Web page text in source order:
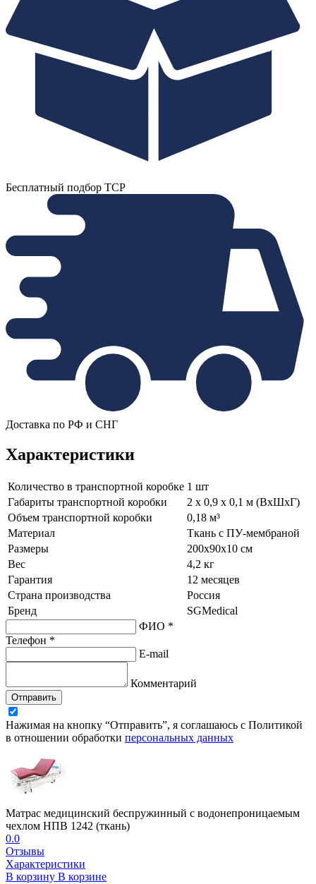
Бесплатный подбор ТСР
Доставка по РФ и СНГ
Характеристики
Количество в транспортной коробке 1 шт
Габариты транспортной коробки
2 x 0,9 x 0,1 м (ВхШхГ)
Объем транспортной коробки
0,18 м³
Материал
Ткань с ПУ-мембраной
Размеры
200х90х10 см
Вес
4,2 кг
Гарантия
12 месяцев
Страна производства
Россия
Бренд
SGMedical
ФИО *
Телефон *
E-mail
Комментарий
Отправить
Нажимая на кнопку “Отправить”, я соглашаюсь с Политикой
в отношении обработки персональных данных
Матрас медицинский беспружинный с водонепроницаемым
чехлом НПВ 1242 (ткань)
0.0
Отзывы
Характеристики
В корзину В корзине